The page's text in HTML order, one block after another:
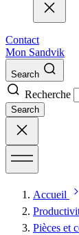
Contact
Mon Sandvik
Search
Recherche
Search
Accueil
Pièces et